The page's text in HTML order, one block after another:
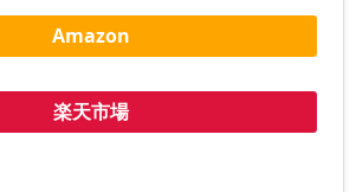
Amazon
楽天市場